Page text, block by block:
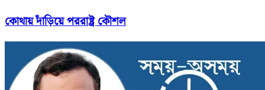
কোথায় দাঁড়িয়ে পররাষ্ট্র কৌশল